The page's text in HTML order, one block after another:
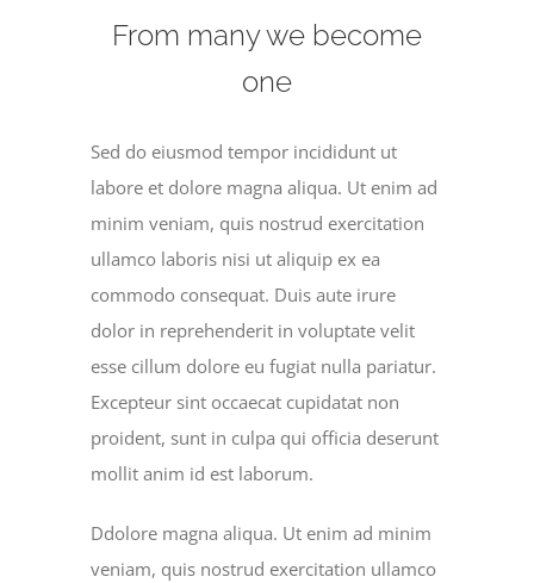
From many we become
one
Sed do eiusmod tempor incididunt ut
labore et dolore magna aliqua. Ut enim ad
minim veniam, quis nostrud exercitation
ullamco laboris nisi ut aliquip ex ea
commodo consequat. Duis aute irure
dolor in reprehenderit in voluptate velit
esse cillum dolore eu fugiat nulla pariatur.
Excepteur sint occaecat cupidatat non
proident, sunt in culpa qui officia deserunt
mollit anim id est laborum.
Ddolore magna aliqua. Ut enim ad minim
veniam, quis nostrud exercitation ullamco